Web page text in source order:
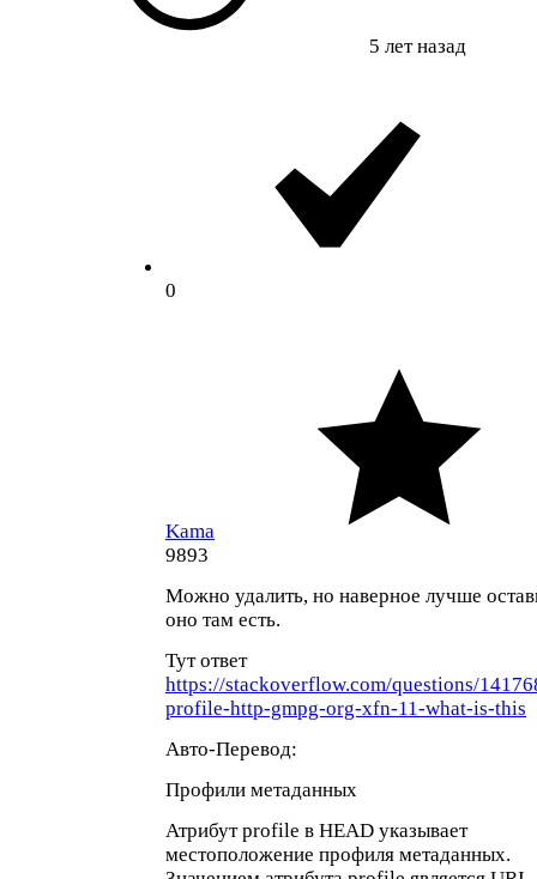
5 лет назад
0
Kama
9893
Можно удалить, но наверное лучше
оно там есть.
Тут ответ
https://stackoverflow.com/questions/
profile-http-gmpg-org-xfn-11-what-is-this
Авто-Перевод:
Профили метаданных
Атрибут profile в HEAD указывает
местоположение профиля метаданных.